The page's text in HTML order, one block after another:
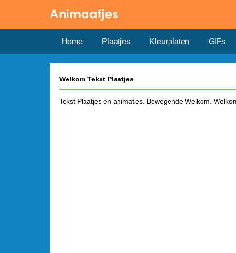
Home Plaatjes Kleurplaten GIFs
Welkom Tekst Plaatjes
Tekst Plaatjes en animaties. Bewegende Welkom.